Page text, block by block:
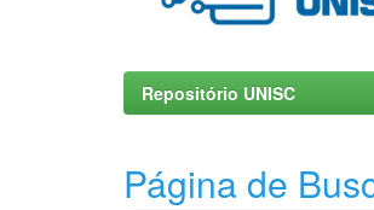
Repositório UNISC
Página de